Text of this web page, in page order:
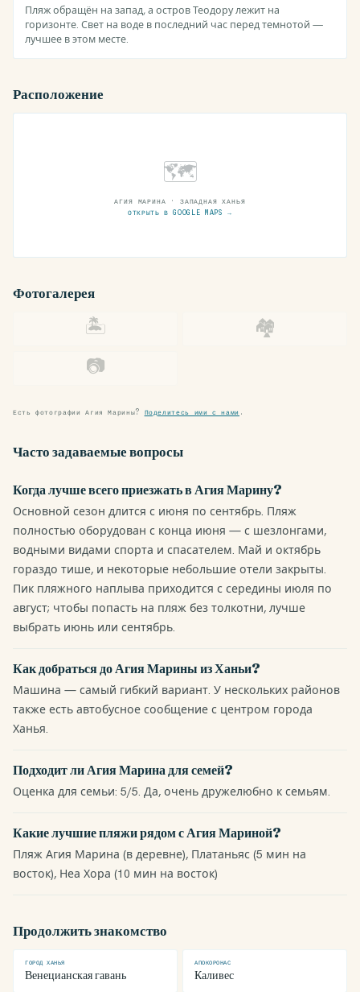
Пляж обращён на запад, а остров Теодору лежит на
горизонте. Свет на воде в последний час перед темнотой —
лучшее в этом месте.
Расположение
🗺
АГИЯ МАРИНА · ЗАПАДНАЯ ХАНЬЯ
ОТКРЫТЬ В GOOGLE MAPS →
Фотогалерея
🏝
🏘
📷
Есть фотографии Агия Марины? Поделитесь ими с нами .
Часто задаваемые вопросы
Когда лучше всего приезжать в Агия Марину?
Основной сезон длится с июня по сентябрь. Пляж
полностью оборудован с конца июня — с шезлонгами,
водными видами спорта и спасателем. Май и октябрь
гораздо тише, и некоторые небольшие отели закрыты.
Пик пляжного наплыва приходится с середины июля по
август; чтобы попасть на пляж без толкотни, лучше
выбрать июнь или сентябрь.
Как добраться до Агия Марины из Ханьи?
Машина — самый гибкий вариант. У нескольких районов
также есть автобусное сообщение с центром города
Ханья.
Подходит ли Агия Марина для семей?
Оценка для семьи: 5/5. Да, очень дружелюбно к семьям.
Какие лучшие пляжи рядом с Агия Мариной?
Пляж Агия Марина (в деревне), Платаньяс (5 мин на
восток), Неа Хора (10 мин на восток)
Продолжить знакомство
ГОРОД ХАНЬЯ
Венецианская гавань
АПОКОРОНАС
Каливес